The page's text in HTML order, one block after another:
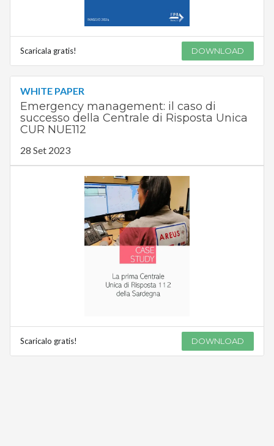
Scaricala gratis! DOWNLOAD
WHITE PAPER
Emergency management: il caso di
successo della Centrale di Risposta Unica
CUR NUE112
28 Set 2023
Scaricalo gratis! DOWNLOAD